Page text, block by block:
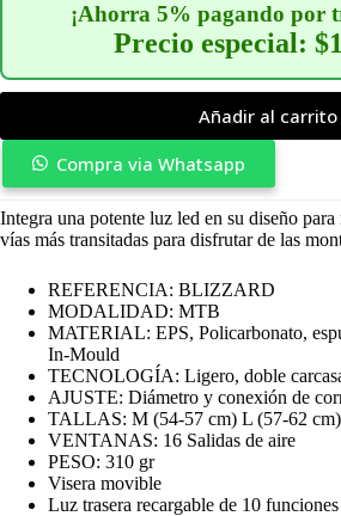
¡Ahorra 5% pagando por
Precio especial:
Añadir al carrito
Compra via Whatsapp
Integra una potente luz led en su diseño
vías más transitadas para disfrutar de las
REFERENCIA: BLIZZARD
MODALIDAD: MTB
MATERIAL: EPS, Policarbonato,
In-Mould
TECNOLOGÍA: Ligero, doble
AJUSTE: Diámetro y conexión de
TALLAS: M (54-57 cm) L (57-62 cm)
VENTANAS: 16 Salidas de aire
PESO: 310 gr
Visera movible
Luz trasera recargable de 10 funciones